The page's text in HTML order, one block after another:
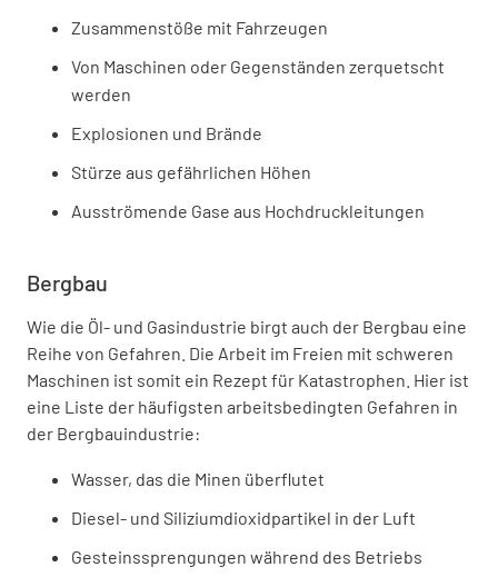
Zusammenstöße mit Fahrzeugen
Von Maschinen oder Gegenständen zerquetscht
werden
Explosionen und Brände
Stürze aus gefährlichen Höhen
Ausströmende Gase aus Hochdruckleitungen
Bergbau
Wie die Öl- und Gasindustrie birgt auch der Bergbau eine
Reihe von Gefahren. Die Arbeit im Freien mit schweren
Maschinen ist somit ein Rezept für Katastrophen. Hier ist
eine Liste der häufigsten arbeitsbedingten Gefahren in
der Bergbauindustrie:
Wasser, das die Minen überflutet
Diesel- und Siliziumdioxidpartikel in der Luft
Gesteinssprengungen während des Betriebs